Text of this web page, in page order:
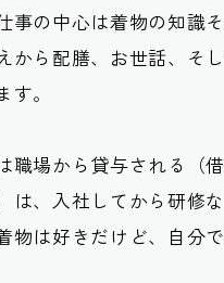
事の中心は着物の知識そ
から配膳、お世話、そ
。
職場から貸与される（
は、入社してから研
物は好きだけど、自分